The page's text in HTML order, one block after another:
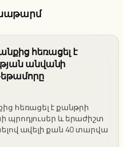
հեռացել է
անվանի
հեռացել է քանթրի
պրոդյուսեր և երաժիշտ
ավելի քան 40 տարվա